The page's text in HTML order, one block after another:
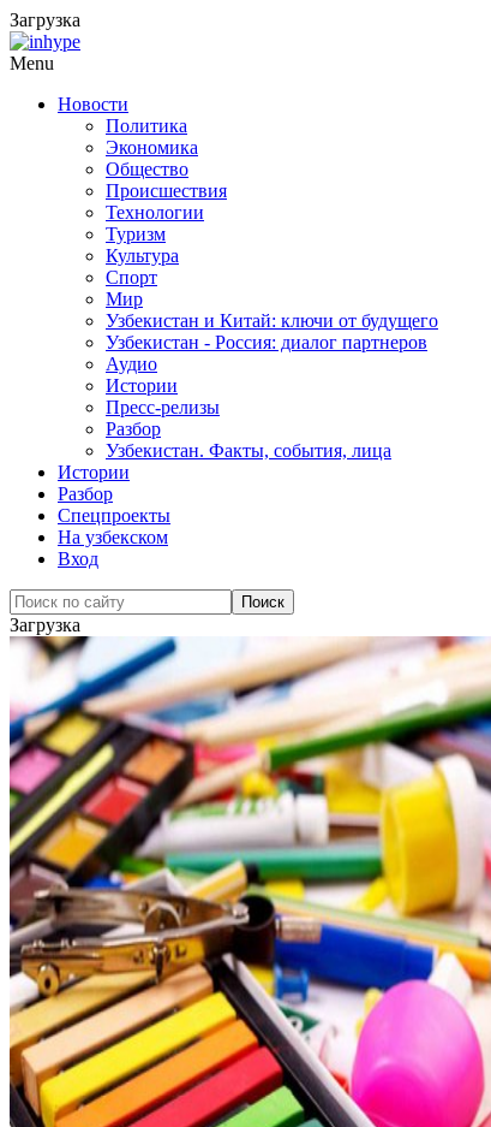
Загрузка
Menu
Новости
Политика
Экономика
Общество
Происшествия
Технологии
Туризм
Культура
Спорт
Мир
Узбекистан и Китай: ключи от будущего
Узбекистан - Россия: диалог партнеров
Аудио
Истории
Пресс-релизы
Разбор
Узбекистан. Факты, события, лица
Истории
Разбор
Спецпроекты
На узбекском
Вход
Загрузка